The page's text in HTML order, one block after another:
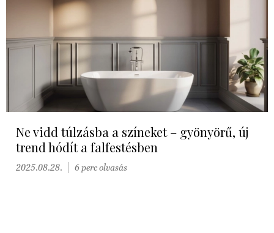
Ne vidd túlzásba a színeket – gyönyörű, új
trend hódít a falfestésben
2025.08.28. 6 perc olvasás